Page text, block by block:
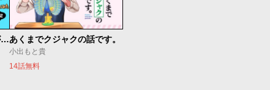
約10年彼氏がいなかったが結婚できるか本気出してみた 32歳からのマチアプ冒険記あくまでクジャクの話です。
小出もと貴
14話無料